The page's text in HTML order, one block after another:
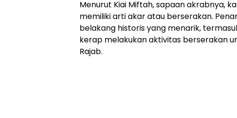
Menurut Kiai Miftah, sapaan akrabnya,
memiliki arti akar atau berserakan.
belakang historis yang menarik,
kerap melakukan aktivitas berserakan
Rajab.